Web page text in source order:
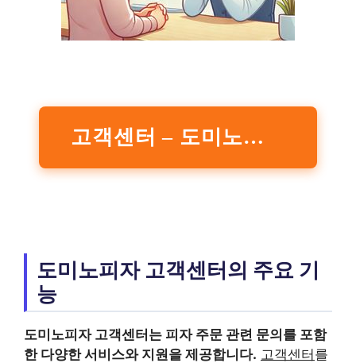
고객센터 – 도미노피자
도미노피자 고객센터의 주요 기
능
도미노피자 고객센터는 피자 주문 관련 문의를 포함
한 다양한 서비스와 지원을 제공합니다. 고객센터를